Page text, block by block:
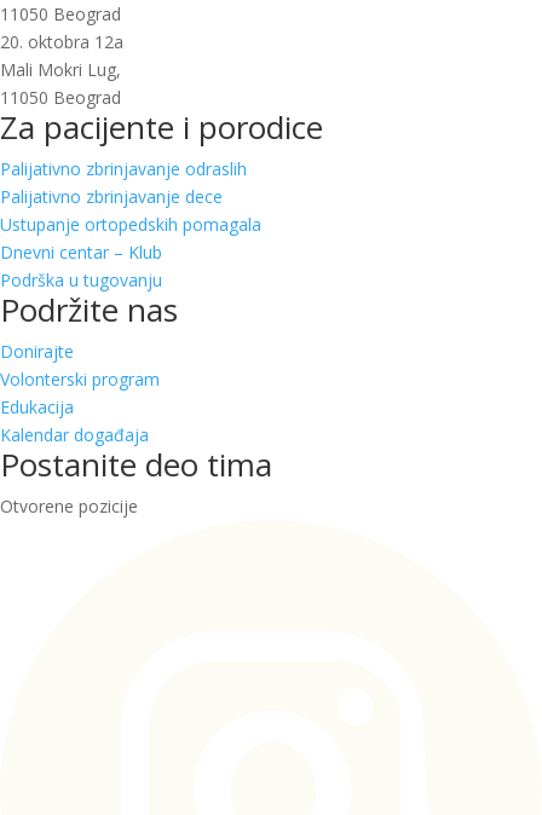
11050 Beograd
20. oktobra 12a
Mali Mokri Lug,
11050 Beograd
Za pacijente i porodice
Palijativno zbrinjavanje odraslih
Palijativno zbrinjavanje dece
Ustupanje ortopedskih pomagala
Dnevni centar – Klub
Podrška u tugovanju
Podržite nas
Donirajte
Volonterski program
Edukacija
Kalendar događaja
Postanite deo tima
Otvorene pozicije